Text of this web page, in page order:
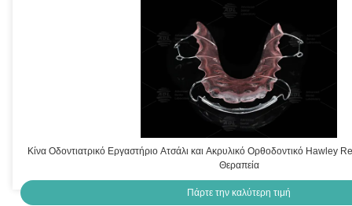
Κίνα Οδοντιατρικό Εργαστήριο Ατσάλι και Ακρυλικό Ορθοδοντικό Hawley
Θεραπεία
Πάρτε την καλύτερη τιμή